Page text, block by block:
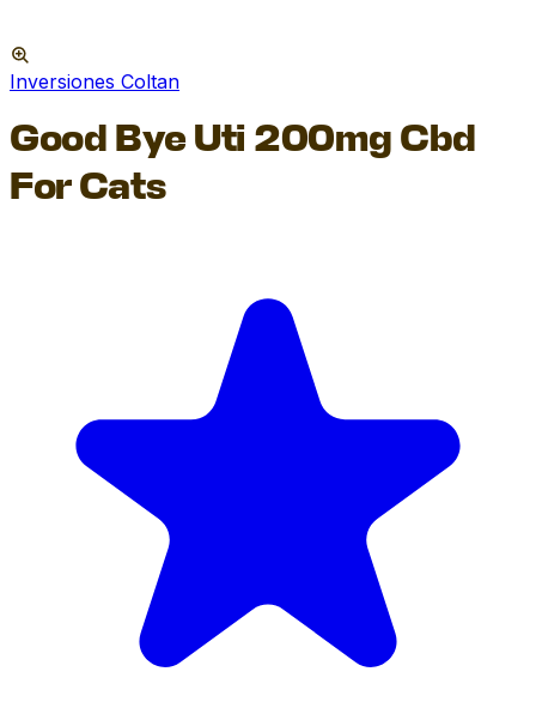
Inversiones Coltan
Good Bye Uti 200mg Cbd
For Cats